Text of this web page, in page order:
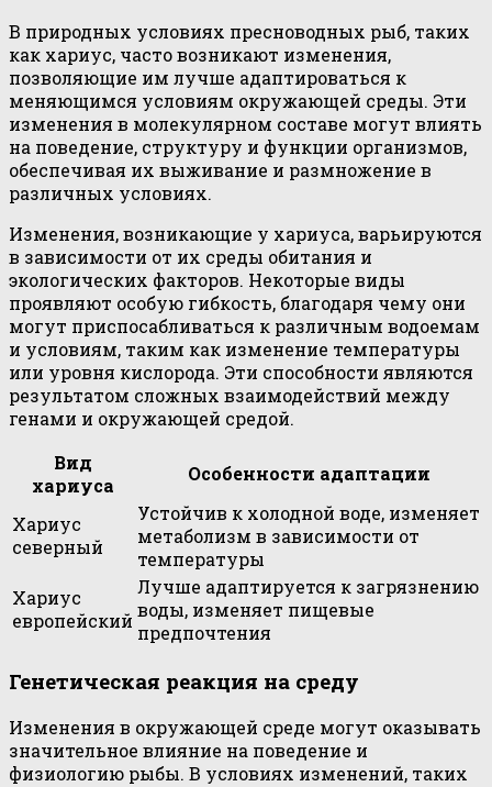
В природных условиях пресноводных рыб, таких
как хариус, часто возникают изменения,
позволяющие им лучше адаптироваться к
меняющимся условиям окружающей среды. Эти
изменения в молекулярном составе могут влиять
на поведение, структуру и функции организмов,
обеспечивая их выживание и размножение в
различных условиях.
Изменения, возникающие у хариуса, варьируются
в зависимости от их среды обитания и
экологических факторов. Некоторые виды
проявляют особую гибкость, благодаря чему они
могут приспосабливаться к различным водоемам
и условиям, таким как изменение температуры
или уровня кислорода. Эти способности являются
результатом сложных взаимодействий между
генами и окружающей средой.
Вид
хариуса
Особенности адаптации
Хариус
северный
Устойчив к холодной воде, изменяет
метаболизм в зависимости от
температуры
Хариус
европейский
Лучше адаптируется к загрязнению
воды, изменяет пищевые
предпочтения
Генетическая реакция на среду
Изменения в окружающей среде могут оказывать
значительное влияние на поведение и
физиологию рыбы. В условиях изменений, таких